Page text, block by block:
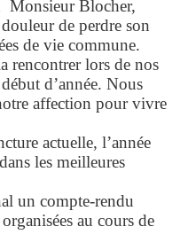
Monsieur Blocher,
de perdre son
de vie commune.
rencontrer lors de nos
d’année. Nous
affection pour vivre
actuelle, l’année
les meilleures
un compte-rendu
au cours de